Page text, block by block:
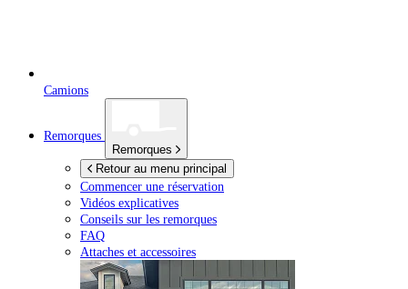
Camions
Remorques
Remorques
Retour au menu principal
Commencer une réservation
Vidéos explicatives
Conseils sur les remorques
FAQ
Attaches et accessoires